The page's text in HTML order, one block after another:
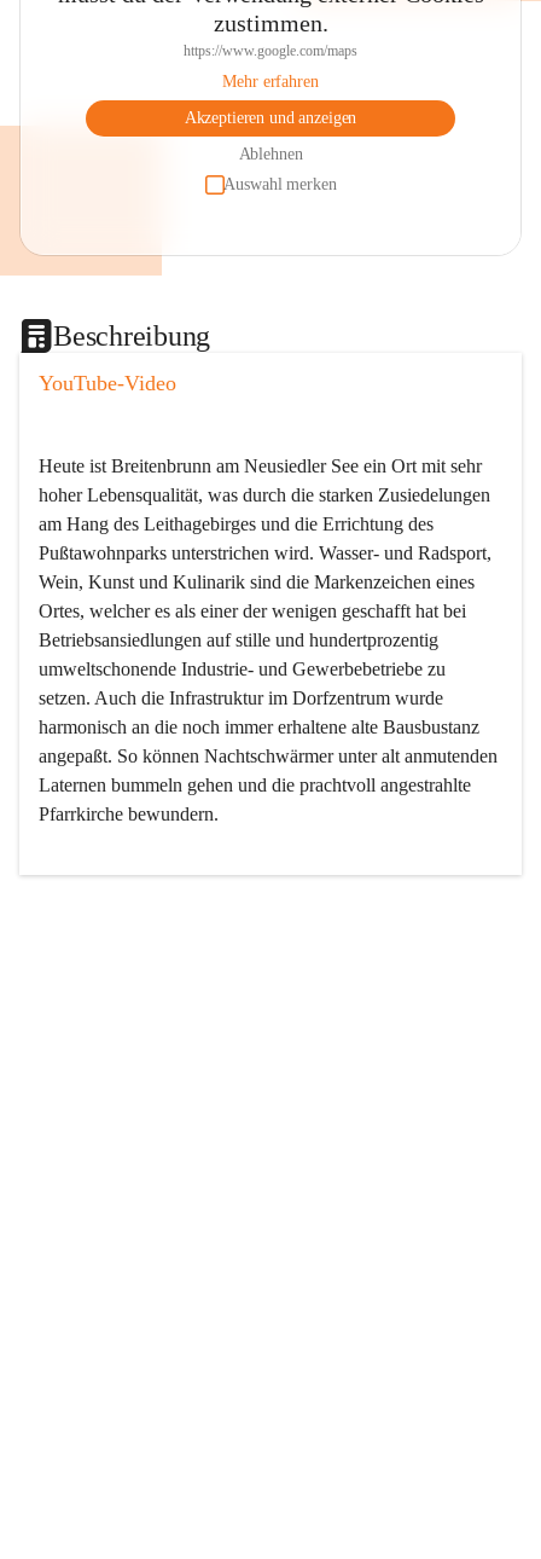
zustimmen.
https://www.google.com/maps
Mehr erfahren
Akzeptieren und anzeigen
Ablehnen
Auswahl merken
Beschreibung
YouTube-Video
Heute ist Breitenbrunn am Neusiedler See ein Ort mit sehr
hoher Lebensqualität, was durch die starken Zusiedelungen
am Hang des Leithagebirges und die Errichtung des
Pußtawohnparks unterstrichen wird. Wasser- und Radsport,
Wein, Kunst und Kulinarik sind die Markenzeichen eines
Ortes, welcher es als einer der wenigen geschafft hat bei
Betriebsansiedlungen auf stille und hundertprozentig
umweltschonende Industrie- und Gewerbebetriebe zu
setzen. Auch die Infrastruktur im Dorfzentrum wurde
harmonisch an die noch immer erhaltene alte Bausbustanz
angepaßt. So können Nachtschwärmer unter alt anmutenden
Laternen bummeln gehen und die prachtvoll angestrahlte
Pfarrkirche bewundern.
Der Weinbau dominert heute nicht mehr, ist aber integrativer